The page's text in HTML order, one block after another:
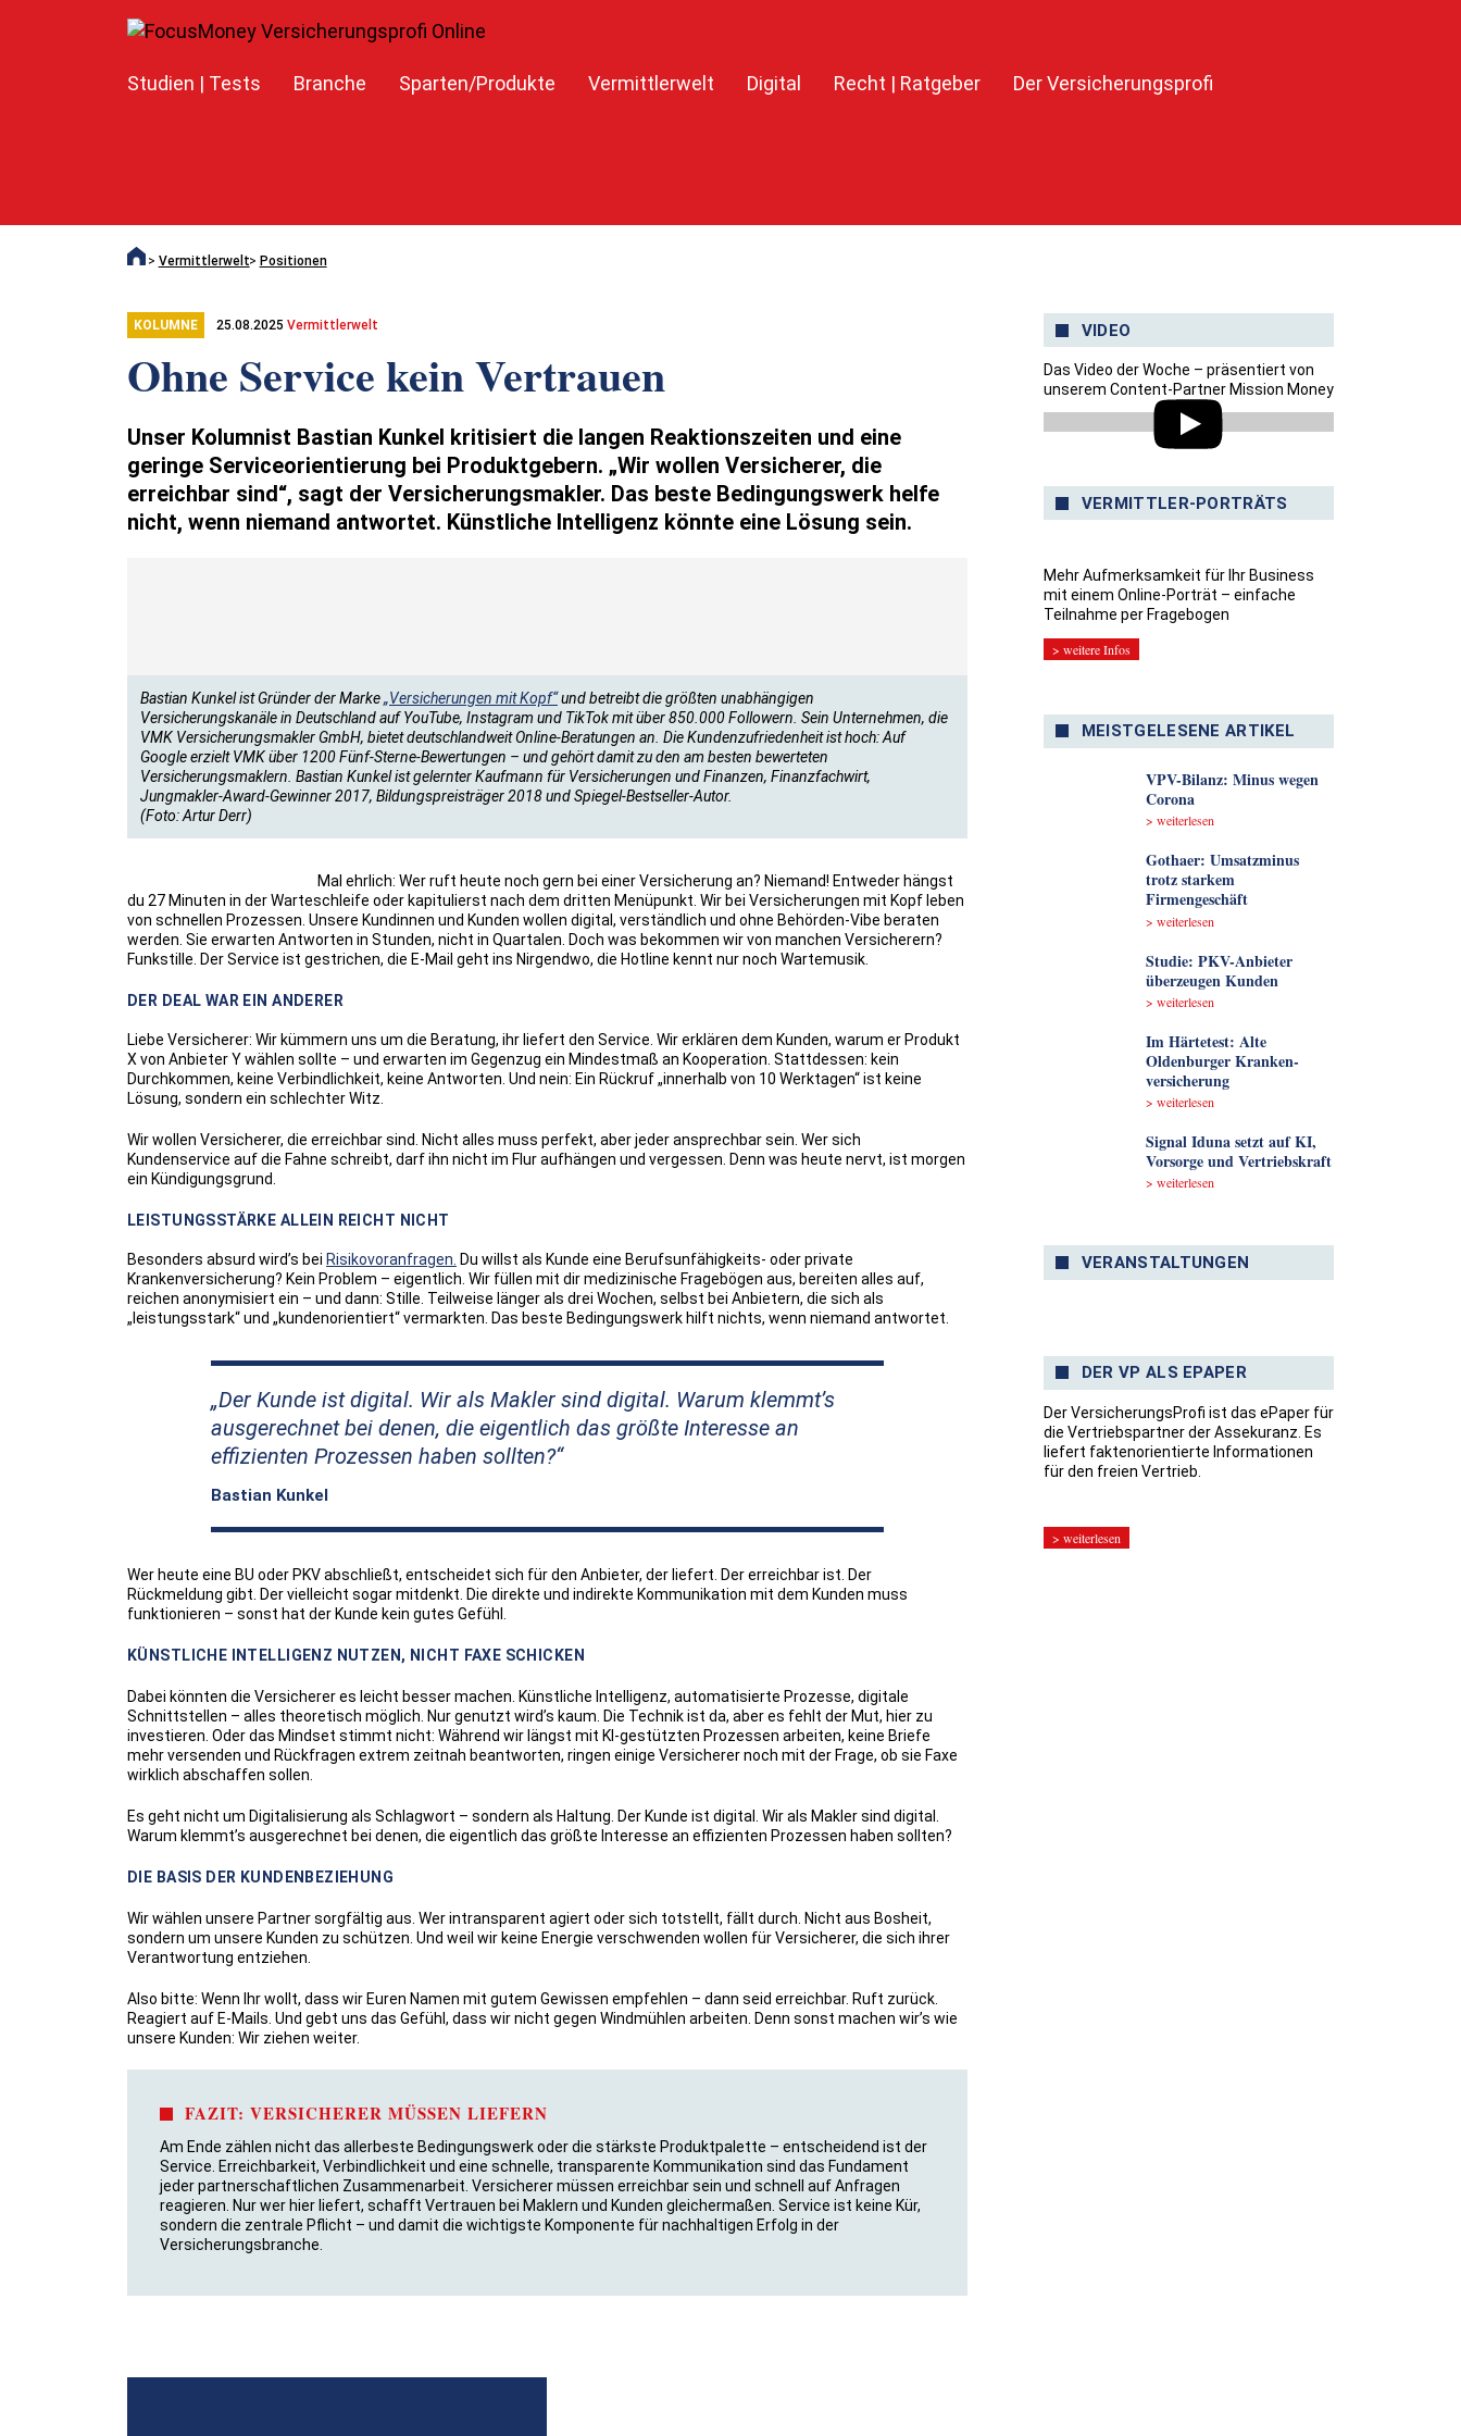
Studien | Tests Branche Sparten/Produkte Vermittlerwelt Digital Recht | Ratgeber Der Versicherungsprofi
Vermittlerwelt Positionen
KOLUMNE 25.08.2025 Vermittlerwelt
Ohne Service kein Vertrauen
Unser Kolumnist Bastian Kunkel kritisiert die langen Reaktionszeiten und eine
geringe Serviceorientierung bei Produktgebern. „Wir wollen Versicherer, die
erreichbar sind“, sagt der Versicherungsmakler. Das beste Bedingungswerk helfe
nicht, wenn niemand antwortet. Künstliche Intelligenz könnte eine Lösung sein.
Bastian Kunkel ist Gründer der Marke„Versicherungen mit Kopf“und betreibt die größten unabhängigen
Versicherungskanäle in Deutschland auf YouTube, Instagram und TikTok mit über 850.000 Followern. Sein Unternehmen, die
VMK Versicherungsmakler GmbH, bietet deutschlandweit Online-Beratungen an. Die Kundenzufriedenheit ist hoch: Auf
Google erzielt VMK über 1200 Fünf-Sterne-Bewertungen – und gehört damit zu den am besten bewerteten
Versicherungsmaklern. Bastian Kunkel ist gelernter Kaufmann für Versicherungen und Finanzen, Finanzfachwirt,
Jungmakler-Award-Gewinner 2017, Bildungspreisträger 2018 und Spiegel-Bestseller-Autor.
(Foto: Artur Derr)
Mal ehrlich: Wer ruft heute noch gern bei einer Versicherung an? Niemand! Entweder hängst
du 27 Minuten in der Warteschleife oder kapitulierst nach dem dritten Menüpunkt. Wir bei Versicherungen mit Kopf leben
von schnellen Prozessen. Unsere Kundinnen und Kunden wollen digital, verständlich und ohne Behörden-Vibe beraten
werden. Sie erwarten Antworten in Stunden, nicht in Quartalen. Doch was bekommen wir von manchen Versicherern?
Funkstille. Der Service ist gestrichen, die E-Mail geht ins Nirgendwo, die Hotline kennt nur noch Wartemusik.
DER DEAL WAR EIN ANDERER
Liebe Versicherer: Wir kümmern uns um die Beratung, ihr liefert den Service. Wir erklären dem Kunden, warum er Produkt
X von Anbieter Y wählen sollte – und erwarten im Gegenzug ein Mindestmaß an Kooperation. Stattdessen: kein
Durchkommen, keine Verbindlichkeit, keine Antworten. Und nein: Ein Rückruf „innerhalb von 10 Werktagen“ ist keine
Lösung, sondern ein schlechter Witz.
Wir wollen Versicherer, die erreichbar sind. Nicht alles muss perfekt, aber jeder ansprechbar sein. Wer sich
Kundenservice auf die Fahne schreibt, darf ihn nicht im Flur aufhängen und vergessen. Denn was heute nervt, ist morgen
ein Kündigungsgrund.
LEISTUNGSSTÄRKE ALLEIN REICHT NICHT
Besonders absurd wird’s bei Risikovoranfragen. Du willst als Kunde eine Berufsunfähigkeits- oder private
Krankenversicherung? Kein Problem – eigentlich. Wir füllen mit dir medizinische Fragebögen aus, bereiten alles auf,
reichen anonymisiert ein – und dann: Stille. Teilweise länger als drei Wochen, selbst bei Anbietern, die sich als
„leistungsstark“ und „kundenorientiert“ vermarkten. Das beste Bedingungswerk hilft nichts, wenn niemand antwortet.
Der Kunde ist digital. Wir als Makler sind digital. Warum klemmt’s
ausgerechnet bei denen, die eigentlich das größte Interesse an
effizienten Prozessen haben sollten?
Bastian Kunkel
Wer heute eine BU oder PKV abschließt, entscheidet sich für den Anbieter, der liefert. Der erreichbar ist. Der
Rückmeldung gibt. Der vielleicht sogar mitdenkt. Die direkte und indirekte Kommunikation mit dem Kunden muss
funktionieren – sonst hat der Kunde kein gutes Gefühl.
KÜNSTLICHE INTELLIGENZ NUTZEN, NICHT FAXE SCHICKEN
Dabei könnten die Versicherer es leicht besser machen. Künstliche Intelligenz, automatisierte Prozesse, digitale
Schnittstellen – alles theoretisch möglich. Nur genutzt wird’s kaum. Die Technik ist da, aber es fehlt der Mut, hier zu
investieren. Oder das Mindset stimmt nicht: Während wir längst mit KI-gestützten Prozessen arbeiten, keine Briefe
mehr versenden und Rückfragen extrem zeitnah beantworten, ringen einige Versicherer noch mit der Frage, ob sie Faxe
wirklich abschaffen sollen.
Es geht nicht um Digitalisierung als Schlagwort – sondern als Haltung. Der Kunde ist digital. Wir als Makler sind digital.
Warum klemmt’s ausgerechnet bei denen, die eigentlich das größte Interesse an effizienten Prozessen haben sollten?
DIE BASIS DER KUNDENBEZIEHUNG
Wir wählen unsere Partner sorgfältig aus. Wer intransparent agiert oder sich totstellt, fällt durch. Nicht aus Bosheit,
sondern um unsere Kunden zu schützen. Und weil wir keine Energie verschwenden wollen für Versicherer, die sich ihrer
Verantwortung entziehen.
Also bitte: Wenn Ihr wollt, dass wir Euren Namen mit gutem Gewissen empfehlen – dann seid erreichbar. Ruft zurück.
Reagiert auf E-Mails. Und gebt uns das Gefühl, dass wir nicht gegen Windmühlen arbeiten. Denn sonst machen wir’s wie
unsere Kunden: Wir ziehen weiter.
FAZIT: VERSICHERER MÜSSEN LIEFERN
Am Ende zählen nicht das allerbeste Bedingungswerk oder die stärkste Produktpalette – entscheidend ist der
Service. Erreichbarkeit, Verbindlichkeit und eine schnelle, transparente Kommunikation sind das Fundament
jeder partnerschaftlichen Zusammenarbeit. Versicherer müssen erreichbar sein und schnell auf Anfragen
reagieren. Nur wer hier liefert, schafft Vertrauen bei Maklern und Kunden gleichermaßen. Service ist keine Kür,
sondern die zentrale Pflicht – und damit die wichtigste Komponente für nachhaltigen Erfolg in der
Versicherungsbranche.
VIDEO
Das Video der Woche – präsentiert von
unserem Content-Partner Mission Money
VERMITTLER-PORTRÄTS
Mehr Aufmerksamkeit für Ihr Business
mit einem Online-Porträt – einfache
Teilnahme per Fragebogen
> weitere Infos
MEISTGELESENE ARTIKEL
VPV-Bilanz: Minus wegen
Corona
> weiterlesen
Gothaer: Umsatzminus
trotz starkem
Firmengeschäft
> weiterlesen
Studie: PKV-Anbieter
überzeugen Kunden
> weiterlesen
Im Härtetest: Alte
Oldenburger Kranken­
versicherung
> weiterlesen
Signal Iduna setzt auf KI,
Vorsorge und Vertriebskraft
> weiterlesen
VERANSTALTUNGEN
DER VP ALS EPAPER
Der VersicherungsProfi ist das ePaper für
die Vertriebspartner der Assekuranz. Es
liefert faktenorientierte Informationen
für den freien Vertrieb.
> weiterlesen